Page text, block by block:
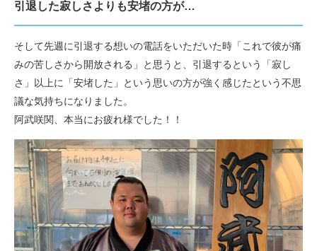
引退した寂しさよりも安堵の方が…
そして先週に引退する想いの電話をいただいた時「これで彼が痛
みの苦しさから開放される」と思うと、引退するという「寂し
さ」以上に「安堵した」という思いの方が強く感じたという不思
議な気持ちになりました。
阿武咲関、本当にお疲れ様でした！！